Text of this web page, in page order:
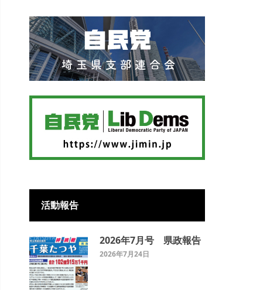
活動報告
2026年7月号 県政報告
2026年7月24日